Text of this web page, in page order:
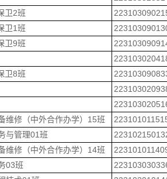
卫2班
卫1班
卫9班
卫8班
维修（中外合作办学）15班
与管理01班
维修（中外合作办学）14班
03班